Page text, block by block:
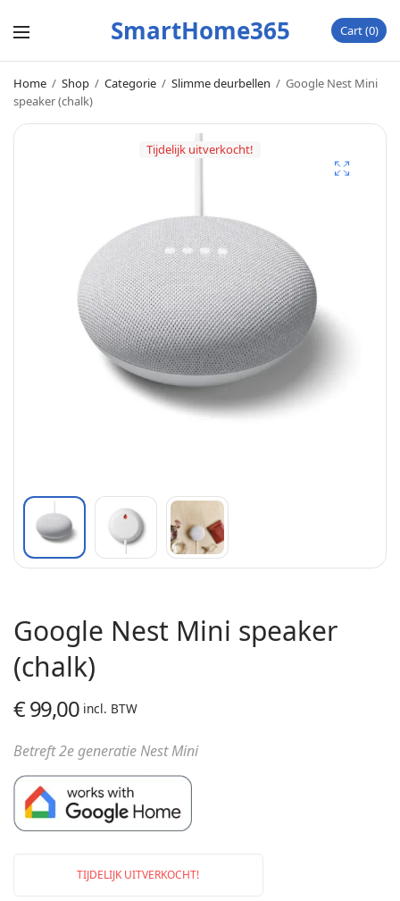
SmartHome365 Cart 0
Home / Shop / Categorie / Slimme deurbellen / Google Nest Mini
speaker (chalk)
Tijdelijk uitverkocht!
Google Nest Mini speaker
(chalk)
€99,00 incl. BTW
Betreft 2e generatie Nest Mini
TIJDELIJK UITVERKOCHT!